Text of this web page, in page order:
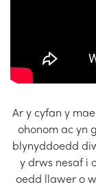
Ar y cyfan y
ohonom ac yn
blynyddoedd
y drws nesaf i
oedd llawer o